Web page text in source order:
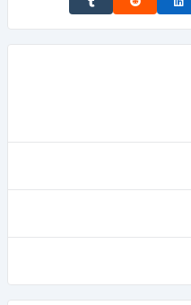
Share on
Share on LinkedIn
Share on Reddit
Share on Tumblr